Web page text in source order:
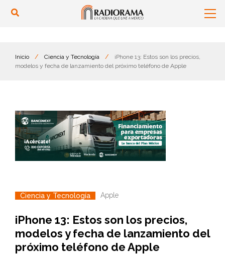
Inicio / Ciencia y Tecnología /
iPhone 13: Estos son los precios,
modelos y fecha de lanzamiento del próximo teléfono de Apple
Ciencia y Tecnología Apple
iPhone 13: Estos son los precios,
modelos y fecha de lanzamiento del
próximo teléfono de Apple